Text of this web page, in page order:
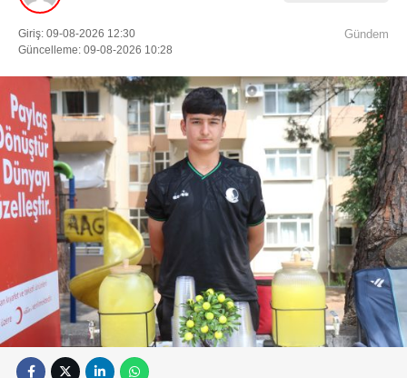
Giriş: 09-08-2026 12:30
Güncelleme: 09-08-2026 10:28
Gündem